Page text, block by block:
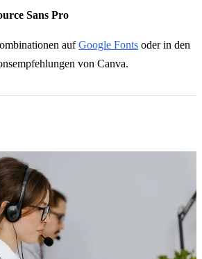
Sans Pro
aufGoogle Fonts oder in den
von Canva.